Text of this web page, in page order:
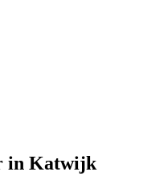
in Katwijk